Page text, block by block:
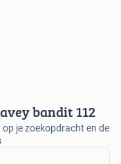
bandit 112
je zoekopdracht en de